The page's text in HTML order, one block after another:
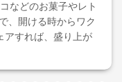
などのお菓子やレト
、開ける時からワク
アすれば、盛り上が